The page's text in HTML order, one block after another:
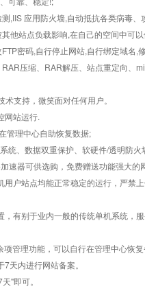
,IIS 应用防火墙,自动抵抗各类病毒、
他站点负载影响,在自己的空间中可
密码,自行停止网站,自行绑定域名,
压缩、RAR解压、站点重定向、
支持，微笑面对任何用户。
网站运行.
管理中心自助恢复数据;
统、数据双重保护、软硬件/透明防火
速器可供选购，免费赠送功能强大
用户站点均能正常稳定的运行，严禁
有别于业内一般的传统单机系统，
管理功能，可以自行在管理中心恢
天内进行网站备案。
"即可。